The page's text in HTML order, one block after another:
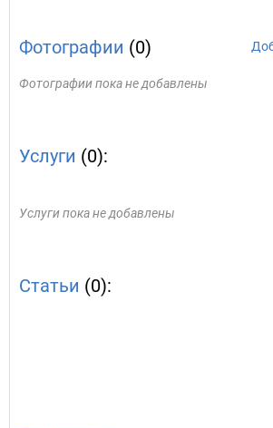
Фотографии (0)
Фотографии пока не добавлены
Услуги (0):
Услуги пока не добавлены
Статьи (0):